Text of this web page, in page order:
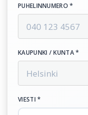
PUHELINNUMERO *
KAUPUNKI / KUNTA *
VIESTI *